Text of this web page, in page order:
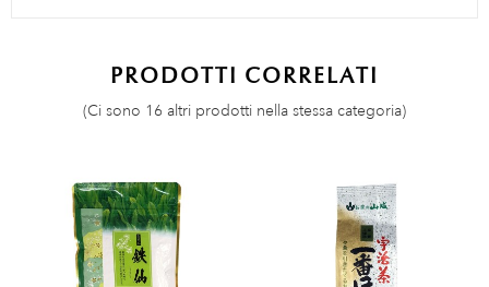
PRODOTTI CORRELATI
(Ci sono 16 altri prodotti nella stessa categoria)